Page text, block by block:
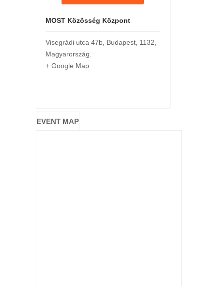
MOST Közösség Központ
Visegrádi utca 47b, Budapest, 1132
Magyarország
+ Google Map
EVENT MAP